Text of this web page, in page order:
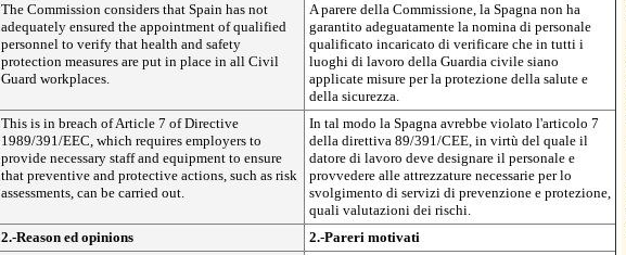
The Commission considers that Spain has not
adequately ensured the appointment of qualified
personnel to verify that health and safety
protection measures are put in place in all Civil
Guard workplaces.
A parere della Commissione, la Spagna non ha
garantito adeguatamente la nomina di personale
qualificato incaricato di verificare che in tutti i
luoghi di lavoro della Guardia civile siano
applicate misure per la protezione della salute e
della sicurezza.
This is in breach of Article 7 of Directive
1989/391/EEC, which requires employers to
provide necessary staff and equipment to ensure
that preventive and protective actions, such as risk
assessments, can be carried out.
In tal modo la Spagna avrebbe violato l'articolo 7
della direttiva 89/391/CEE, in virtù del quale il
datore di lavoro deve designare il personale e
provvedere alle attrezzature necessarie per lo
svolgimento di servizi di prevenzione e protezione,
quali valutazioni dei rischi.
2.-Reason ed opinions
2.-Pareri motivati